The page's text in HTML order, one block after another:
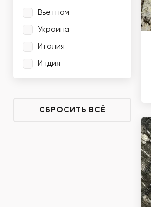
Вьетнам
Украина
Италия
Индия
СБРОСИТЬ ВСЁ